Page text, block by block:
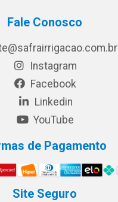
Fale Conosco
Instagram
Facebook
Linkedin
YouTube
de Pagamento
Site Seguro